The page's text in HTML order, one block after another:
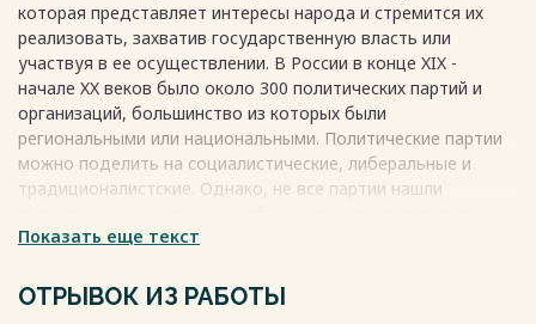
которая представляет интересы народа и стремится их
реализовать, захватив государственную власть или
участвуя в ее осуществлении. В России в конце XIX -
начале XX веков было около 300 политических партий и
организаций, большинство из которых были
региональными или национальными. Политические партии
можно поделить на социалистические, либеральные и
традиционалистские. Однако, не все партии нашли
на подавление революции. После Февральской революции
стали кадеты, эсеры, меньшевики и большевики.
Весь текст будет доступенпосле покупки
Показать еще текст
ОТРЫВОК ИЗ РАБОТЫ